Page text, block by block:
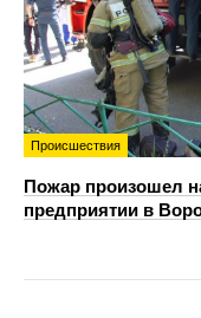
Происшествия
Пожар произошел
предприятии в